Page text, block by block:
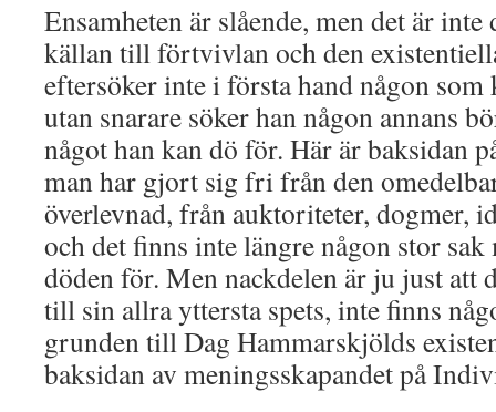
Ensamheten är slående, men det är inte
källan till förtvivlan och den
eftersöker inte i första hand någon som
utan snarare söker han någon annans
något han kan dö för. Här är baksidan
man har gjort sig fri från den
överlevnad, från auktoriteter, dogmer,
och det finns inte längre någon stor sak
döden för. Men nackdelen är ju just att
till sin allra yttersta spets, inte finns
grunden till Dag Hammarskjölds
baksidan av meningsskapandet på